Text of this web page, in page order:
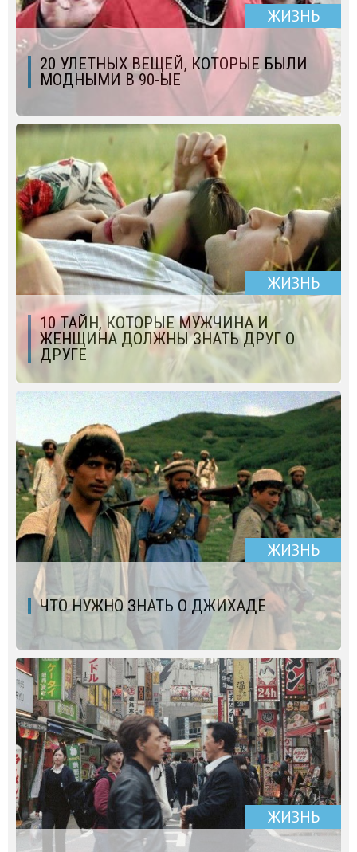
ЖИЗНЬ
20 УЛЕТНЫХ ВЕЩЕЙ, КОТОРЫЕ БЫЛИ
МОДНЫМИ В 90-ЫЕ
ЖИЗНЬ
10 ТАЙН, КОТОРЫЕ МУЖЧИНА И
ЖЕНЩИНА ДОЛЖНЫ ЗНАТЬ ДРУГ О
ДРУГЕ
ЖИЗНЬ
ЧТО НУЖНО ЗНАТЬ О ДЖИХАДЕ
ЖИЗНЬ